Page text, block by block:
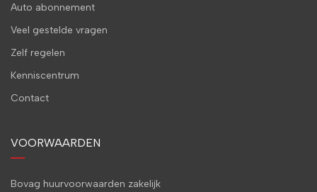
Auto abonnement
Veel gestelde vragen
Zelf regelen
Kenniscentrum
Contact
VOORWAARDEN
Bovag huurvoorwaarden zakelijk